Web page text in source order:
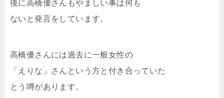
後に高橋優さんもやましい事は何も
ないと発言をしています。
高橋優さんには過去に一般女性の
「えりな」さんという方と付き合っていた
とう噂があります。